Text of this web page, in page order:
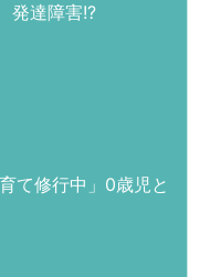
発達障害!?
て修行中」0歳児と